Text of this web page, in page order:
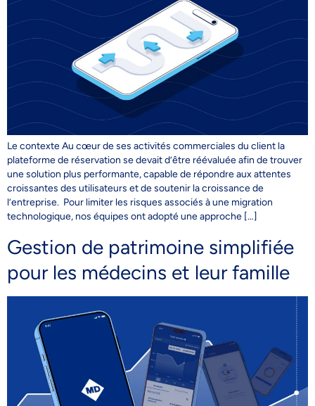
Le contexte Au cœur de ses activités commerciales du client la
plateforme de réservation se devait d’être réévaluée afin de trouver
une solution plus performante, capable de répondre aux attentes
croissantes des utilisateurs et de soutenir la croissance de
l’entreprise. Pour limiter les risques associés à une migration
technologique, nos équipes ont adopté une approche […]
Gestion de patrimoine simplifiée
pour les médecins et leur famille